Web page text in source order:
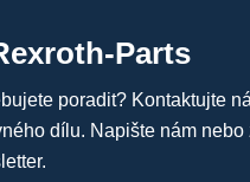
Parts
poradit? Kontaktujte
dílu. Napište nám